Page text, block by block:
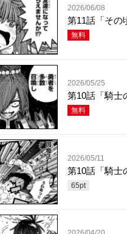
2026/06/08
第11話「その
無料
2026/05/25
第10話「騎士
無料
2026/05/11
第10話「騎士
65pt